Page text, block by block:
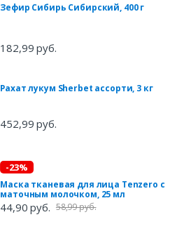
Зефир Сибирь Сибирский, 400 г
182,99 руб.
Рахат лукум Sherbet ассорти, 3 кг
452,99 руб.
-23%
Маска тканевая для лица Tenzero с
маточным молочком, 25 мл
44,90 руб. 58,99 руб.